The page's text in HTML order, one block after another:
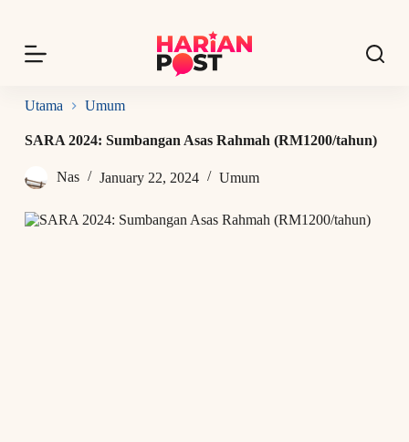
p
o
n
Utama Umum
SARA 2024: Sumbangan Asas Rahmah (RM1200/tahun)
Nas January 22, 2024 Umum